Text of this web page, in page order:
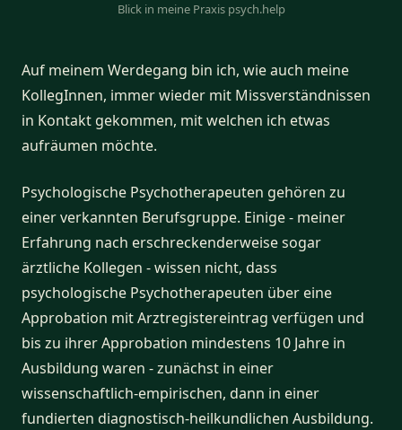
Blick in meine Praxis psych.help
Auf meinem Werdegang bin ich, wie auch meine
KollegInnen, immer wieder mit Missverständnissen
in Kontakt gekommen, mit welchen ich etwas
aufräumen möchte.
Psychologische Psychotherapeuten gehören zu
einer verkannten Berufsgruppe. Einige - meiner
Erfahrung nach erschreckenderweise sogar
ärztliche Kollegen - wissen nicht, dass
psychologische Psychotherapeuten über eine
Approbation mit Arztregistereintrag verfügen und
bis zu ihrer Approbation mindestens 10 Jahre in
Ausbildung waren - zunächst in einer
wissenschaftlich-empirischen, dann in einer
fundierten diagnostisch-heilkundlichen Ausbildung.